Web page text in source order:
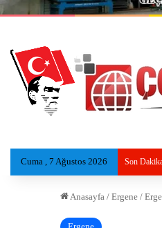
Cuma , 7 Ağustos 2026 Son
Anasayfa / Ergene /